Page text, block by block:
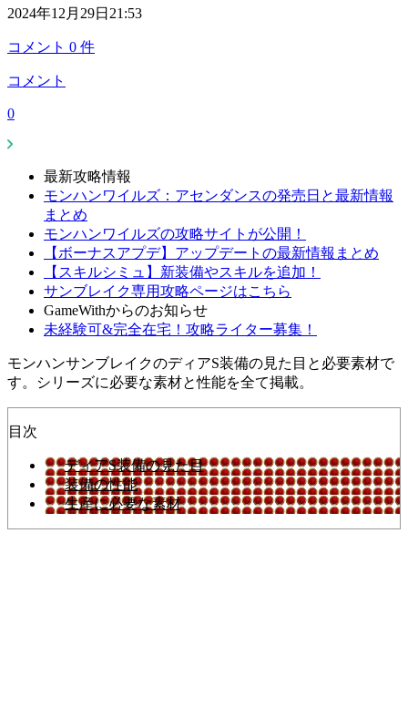
2024年12月29日21:53
コメント 0 件
コメント
0
最新攻略情報
モンハンワイルズ：アセンダンスの発売日と最新情報
まとめ
モンハンワイルズの攻略サイトが公開！
【ボーナスアプデ】アップデートの最新情報まとめ
【スキルシミュ】新装備やスキルを追加！
サンブレイク専用攻略ページはこちら
GameWithからのお知らせ
未経験可&完全在宅！攻略ライター募集！
モンハンサンブレイクのディアS装備の見た目と必要素材で
す。シリーズに必要な素材と性能を全て掲載。
目次
ディアS装備の見た目
装備の性能
生産に必要な素材